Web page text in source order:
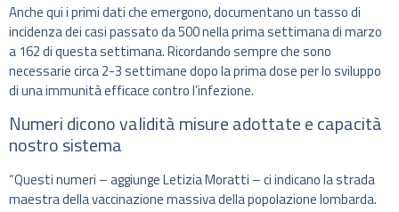
Anche qui i primi dati che emergono, documentano un tasso di
incidenza dei casi passato da 500 nella prima settimana di marzo
a 162 di questa settimana. Ricordando sempre che sono
necessarie circa 2-3 settimane dopo la prima dose per lo sviluppo
di una immunità efficace contro l’infezione.
Numeri dicono validità misure adottate e capacità
nostro sistema
“Questi numeri – aggiunge Letizia Moratti – ci indicano la strada
maestra della vaccinazione massiva della popolazione lombarda.